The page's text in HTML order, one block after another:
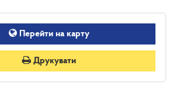
Перейти на карту
Друкувати